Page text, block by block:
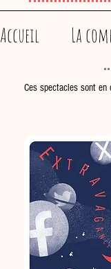
Accueil La
Ces spectacles sont en